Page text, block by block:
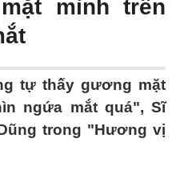
mình trên
tự thấy gương mặt
ngứa mắt quá", Sĩ
trong "Hương vị